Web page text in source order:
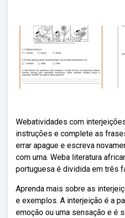
Webatividades com
instruções e complete as
errar apague e escreva
com uma. Weba literatura
portuguesa é dividida em três
Aprenda mais sobre as
e exemplos. A interjeição é a
emoção ou uma sensação e é